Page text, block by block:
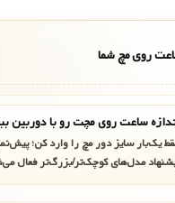
روی مچ شما
ساعت روی مچت رو با دوربین
یک‌بار سایز دور مچ را وارد کن؛
مدل‌های کوچک‌تر/بزرگ‌تر فعال